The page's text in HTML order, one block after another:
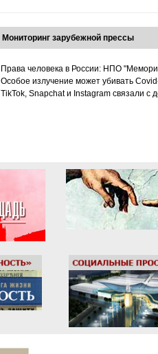
Мониторинг зарубежной прессы
Права человека в России: НПО
Особое излучение может убивать
TikTok, Snapchat и Instagram связали с